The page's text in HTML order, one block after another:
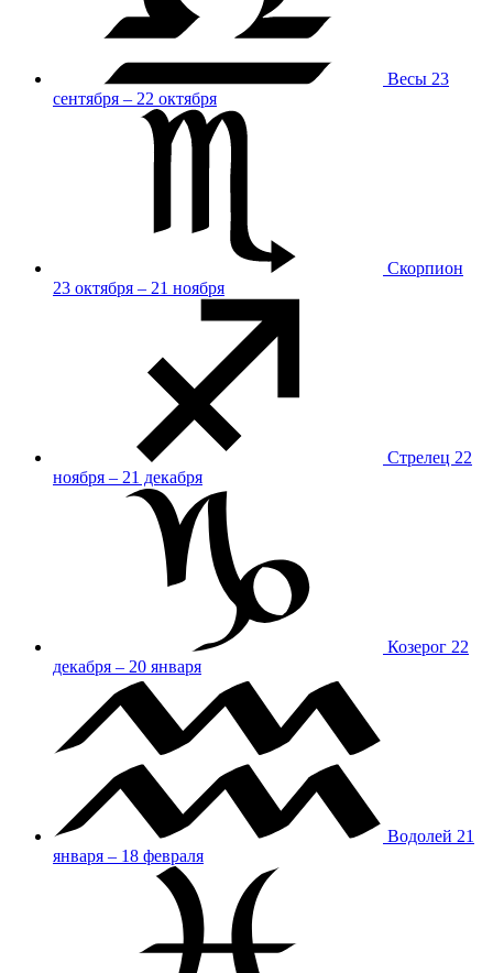
Весы 23
сентября – 22 октября
Скорпион
23 октября – 21 ноября
Стрелец 22
ноября – 21 декабря
Козерог 22
декабря – 20 января
Водолей 21
января – 18 февраля